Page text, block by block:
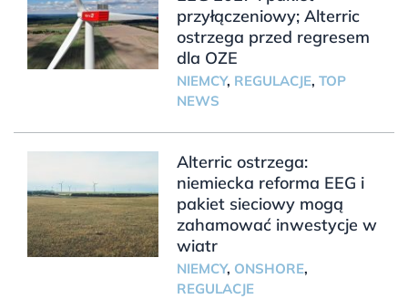
przyłączeniowy; Alterric
ostrzega przed regresem
dla OZE
NIEMCY, REGULACJE, TOP
NEWS
Alterric ostrzega:
niemiecka reforma EEG i
pakiet sieciowy mogą
zahamować inwestycje w
wiatr
NIEMCY, ONSHORE,
REGULACJE